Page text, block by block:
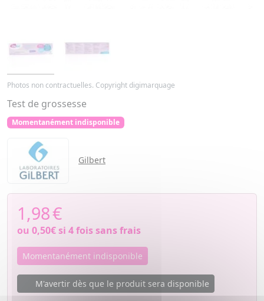
Photos non contractuelles. Copyright digimarquage
Test de grossesse
Momentanément indisponible
Gilbert
1,98€
ou 0,50€si 4 fois sans frais
Momentanément indisponible
M'avertir dès que le produit sera disponible